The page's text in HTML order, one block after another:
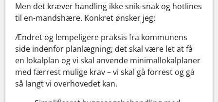
Men det kræver handling ikke snik-snak og hotlines
til en-mandshære. Konkret ønsker jeg:
Ændret og lempeligere praksis fra kommunens
side indenfor planlægning; det skal være let at få
en lokalplan og vi skal anvende minimallokalplaner
med færrest mulige krav – vi skal gå forrest og gå
så langt vi overhovedet kan.